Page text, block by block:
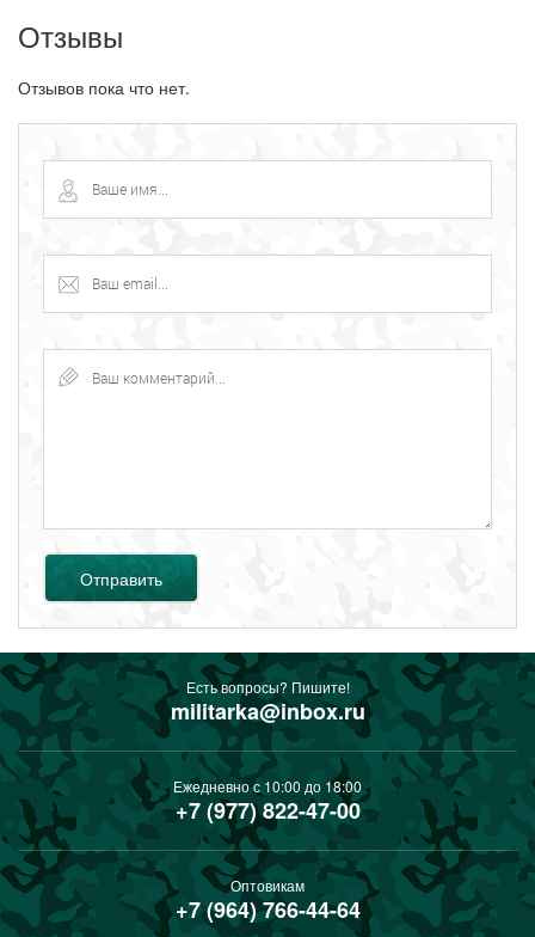
Отзывы
Отзывов пока что нет.
Отправить
Есть вопросы? Пишите!
militarka@inbox.ru
Ежедневно с 10:00 до 18:00
+7 (977) 822-47-00
Оптовикам
+7 (964) 766-44-64